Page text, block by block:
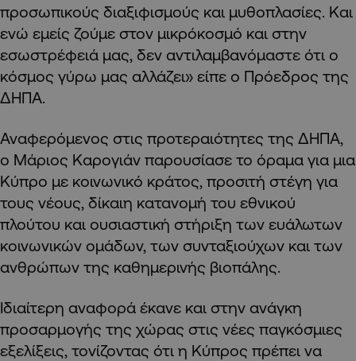
προσωπικούς διαξιφισμούς και μυθοπλασίες. Και
ενώ εμείς ζούμε στον μικρόκοσμό και στην
εσωστρέφειά μας, δεν αντιλαμβανόμαστε ότι ο
κόσμος γύρω μας αλλάζει» είπε ο Πρόεδρος της
ΔΗΠΑ.
Αναφερόμενος στις προτεραιότητες της ΔΗΠΑ,
ο Μάριος Καρογιάν παρουσίασε το όραμα για μια
Κύπρο με κοινωνικό κράτος, προσιτή στέγη για
τους νέους, δίκαιη κατανομή του εθνικού
πλούτου και ουσιαστική στήριξη των ευάλωτων
κοινωνικών ομάδων, των συνταξιούχων και των
ανθρώπων της καθημερινής βιοπάλης.
Ιδιαίτερη αναφορά έκανε και στην ανάγκη
προσαρμογής της χώρας στις νέες παγκόσμιες
εξελίξεις, τονίζοντας ότι η Κύπρος πρέπει να